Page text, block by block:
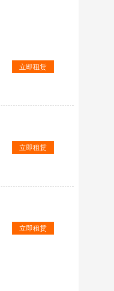
立即租赁
立即租赁
立即租赁